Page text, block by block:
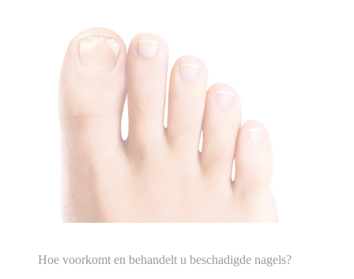
Hoe voorkomt en behandelt u beschadigde nagels?